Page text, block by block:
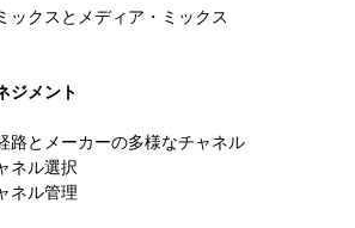
クスとメディア・ミックス
ジメント
とメーカーの多様なチャネル
ネル選択
ネル管理